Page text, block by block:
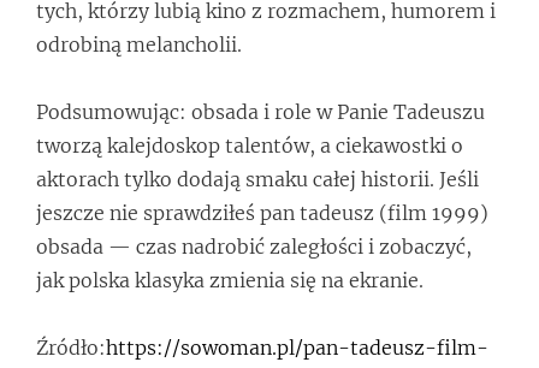
tych, którzy lubią kino z rozmachem, humorem i
odrobiną melancholii.
Podsumowując: obsada i role w Panie Tadeuszu
tworzą kalejdoskop talentów, a ciekawostki o
aktorach tylko dodają smaku całej historii. Jeśli
jeszcze nie sprawdziłeś pan tadeusz (film 1999)
obsada — czas nadrobić zaległości i zobaczyć,
jak polska klasyka zmienia się na ekranie.
Źródło:https://sowoman.pl/pan-tadeusz-film-